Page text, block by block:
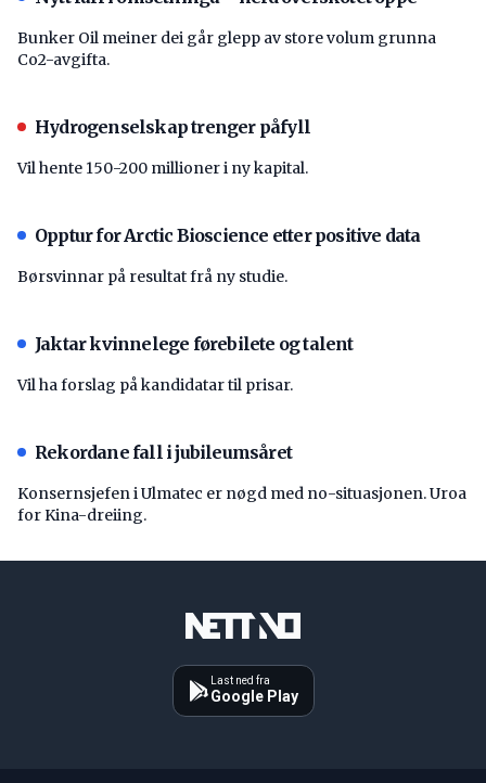
Bunker Oil meiner dei går glepp av store volum grunna
Co2-avgifta.
Hydrogenselskap trenger påfyll
Vil hente 150-200 millioner i ny kapital.
Opptur for Arctic Bioscience etter positive data
Børsvinnar på resultat frå ny studie.
Jaktar kvinnelege førebilete og talent
Vil ha forslag på kandidatar til prisar.
Rekordane fall i jubileumsåret
Konsernsjefen i Ulmatec er nøgd med no-situasjonen. Uroa
for Kina-dreiing.
Last ned fra
Google Play